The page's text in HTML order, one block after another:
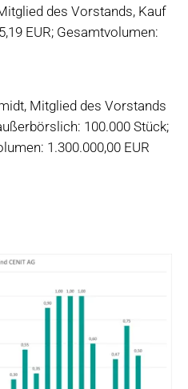
des Vorstands, Kauf
EUR; Gesamtvolumen:
Mitglied des Vorstands
100.000 Stück;
1.300.000,00 EUR